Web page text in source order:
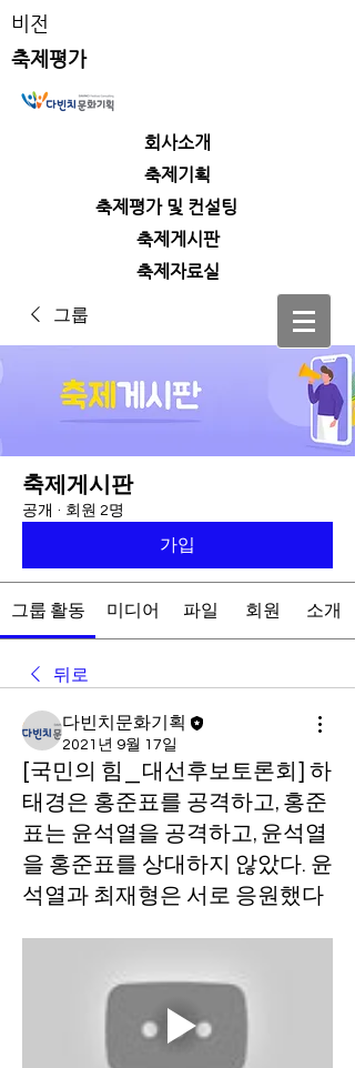
비전
축제평가
회사소개
​축제기획
​축제평가 및 컨설팅
​축제게시판
​축제자료실
그룹
축제게시판
공개 · 회원 2명
가입
그룹 활동 미디어 파일 회원 소개
뒤로
다빈치문화기획
2021년 9월 17일
[국민의 힘_대선후보토론회] 하
태경은 홍준표를 공격하고, 홍준
표는 윤석열을 공격하고, 윤석열
을 홍준표를 상대하지 않았다. 윤
석열과 최재형은 서로 응원했다